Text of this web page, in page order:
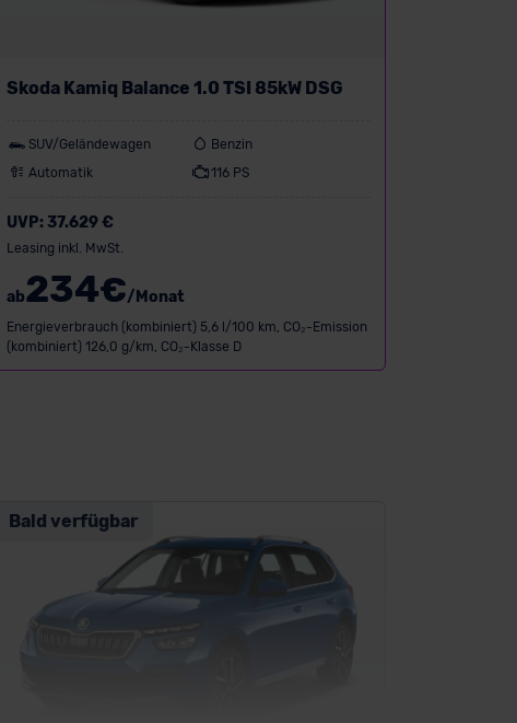
Skoda Kamiq Balance 1.0 TSI 85kW DSG
SUV/Geländewagen
Benzin
Automatik
116 PS
UVP:37.629 €
Leasing inkl. MwSt.
ab234€/Monat
Energieverbrauch (kombiniert) 5,6 l/100 km, CO₂-Emission
(kombiniert) 126,0 g/km, CO₂-Klasse D
Bald verfügbar